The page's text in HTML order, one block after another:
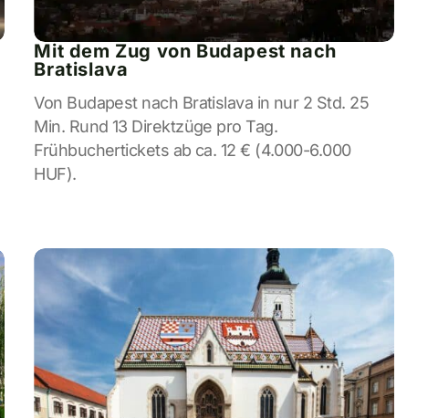
Mit dem Zug von Budapest nach
Bratislava
Von Budapest nach Bratislava in nur 2 Std. 25
Min. Rund 13 Direktzüge pro Tag.
Frühbuchertickets ab ca. 12 € (4.000-6.000
HUF).